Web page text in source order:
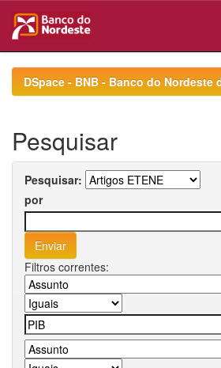
navigationDSpace - BNB - Banco do Nordeste
Pesquisar
Pesquisar:
por
Filtros correntes: